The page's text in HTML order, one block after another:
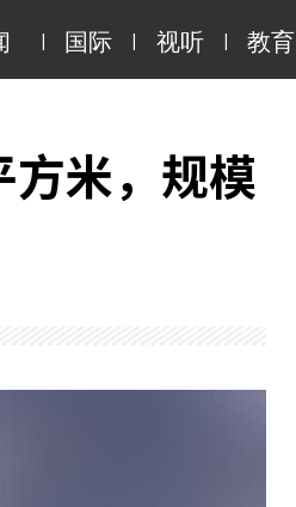
| 国际 | 视听 | 教育
米，规模